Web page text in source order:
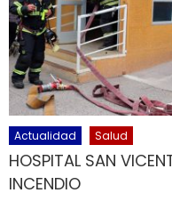
Actualidad Salud
HOSPITAL SAN
INCENDIO